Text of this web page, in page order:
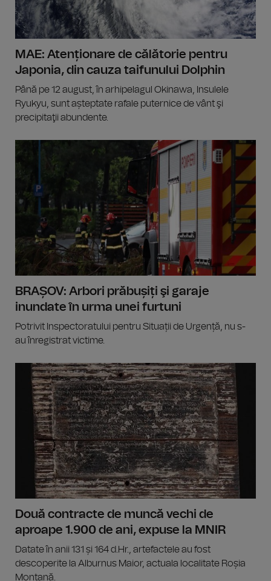
MAE: Atenționare de călătorie pentru
Japonia, din cauza taifunului Dolphin
Până pe 12 august, în arhipelagul Okinawa, Insulele
Ryukyu, sunt așteptate rafale puternice de vânt şi
precipitaţii abundente.
BRAȘOV: Arbori prăbușiți şi garaje
inundate în urma unei furtuni
Potrivit Inspectoratului pentru Situații de Urgență, nu s-
au înregistrat victime.
Două contracte de muncă vechi de
aproape 1.900 de ani, expuse la MNIR
Datate în anii 131 și 164 d.Hr., artefactele au fost
descoperite la Alburnus Maior, actuala localitate Roșia
Montană.